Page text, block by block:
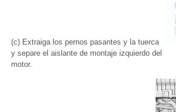
(c) Extraiga los pernos pasantes y la tuerca
y separe el aislante de montaje izquierdo del
motor.